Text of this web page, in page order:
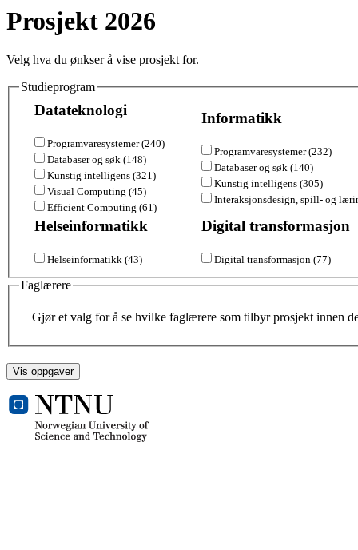
Prosjekt 2026
Velg hva du ønkser å vise prosjekt for.
Studieprogram
Datateknologi
Programvaresystemer (240)
Databaser og søk (148)
Kunstig intelligens (321)
Visual Computing (45)
Efficient Computing (61)
Informatikk
Programvaresystemer (232)
Databaser og søk (140)
Kunstig intelligens (305)
Interaksjonsdesign, spill- og
Helseinformatikk
Helseinformatikk (43)
Digital transformasjon
Digital transformasjon (77)
Faglærere
Gjør et valg for å se hvilke faglærere som tilbyr prosjekt innen